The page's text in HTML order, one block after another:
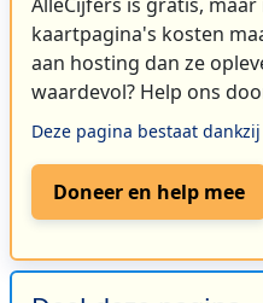
kaartpagina's kosten
aan hosting dan ze
waardevol? Help ons
Deze pagina bestaat
Doneer en help mee